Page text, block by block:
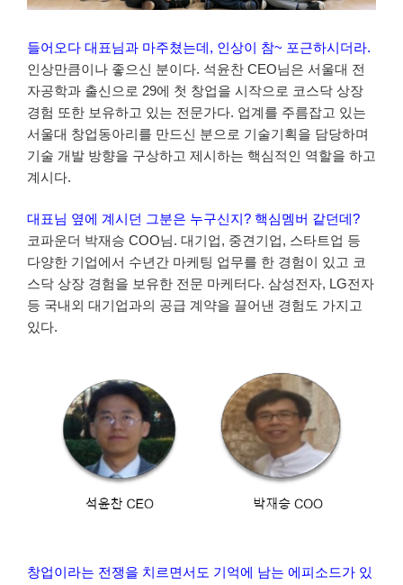
들어오다 대표님과 마주쳤는데, 인상이 참~ 포근하시더라.
인상만큼이나 좋으신 분이다. 석윤찬 CEO님은 서울대 전
자공학과 출신으로 29에 첫 창업을 시작으로 코스닥 상장
경험 또한 보유하고 있는 전문가다. 업계를 주름잡고 있는
서울대 창업동아리를 만드신 분으로 기술기획을 담당하며
기술 개발 방향을 구상하고 제시하는 핵심적인 역할을 하고
계시다.
대표님 옆에 계시던 그분은 누구신지? 핵심멤버 같던데?
코파운더 박재승 COO님. 대기업, 중견기업, 스타트업 등
다양한 기업에서 수년간 마케팅 업무를 한 경험이 있고 코
스닥 상장 경험을 보유한 전문 마케터다. 삼성전자, LG전자
등 국내외 대기업과의 공급 계약을 끌어낸 경험도 가지고
있다.
창업이라는 전쟁을 치르면서도 기억에 남는 에피소드가 있